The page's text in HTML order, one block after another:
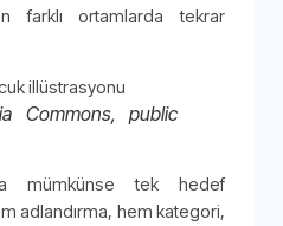
farklı ortamlarda tekrar
Commons, public
mümkünse tek hedef
adlandırma, hem kategori,